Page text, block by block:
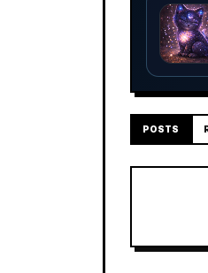
POSTS